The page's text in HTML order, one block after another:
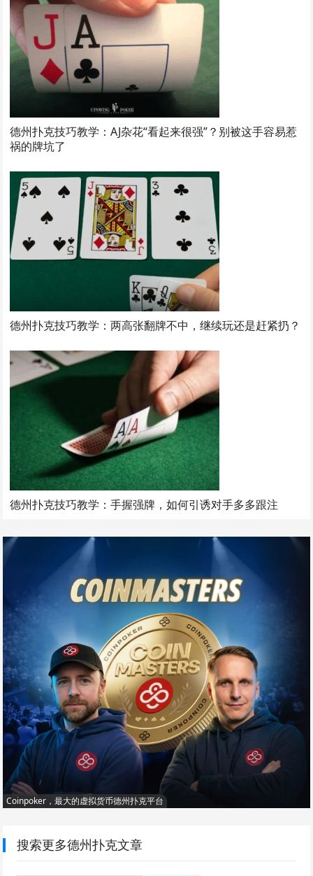
德州扑克技巧教学：AJ杂花“看起来很强”？别被这手容易惹
祸的牌坑了
德州扑克技巧教学：两高张翻牌不中，继续玩还是赶紧扔？
德州扑克技巧教学：手握强牌，如何引诱对手多多跟注
Coinpoker，最大的虚拟货币德州扑克平台
搜索更多德州扑克文章